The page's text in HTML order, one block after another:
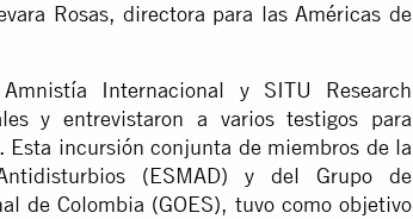
Rosas, directora para las Américas de
Internacional y SITU Research
y entrevistaron a varios testigos para
incursión conjunta de miembros de la
(ESMAD) y del Grupo de
de Colombia (GOES), tuvo como objetivo